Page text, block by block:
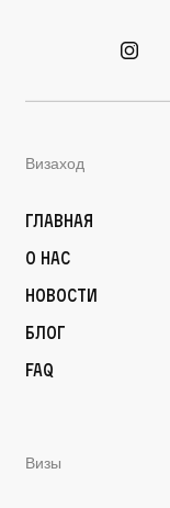
Визаход
Главная
О нас
Новости
Блог
FAQ
Визы